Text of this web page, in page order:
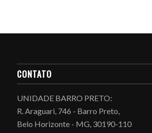
CONTATO
UNIDADE BARRO PRETO:
R. Araguari, 746 - Barro Preto,
Belo Horizonte - MG, 30190-110